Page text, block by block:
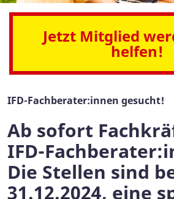
Jetzt Mitglied
helfen!
IFD-Fachberater:innen gesucht!
Ab sofort
IFD-
Die Stellen sind
31.12.2024, eine